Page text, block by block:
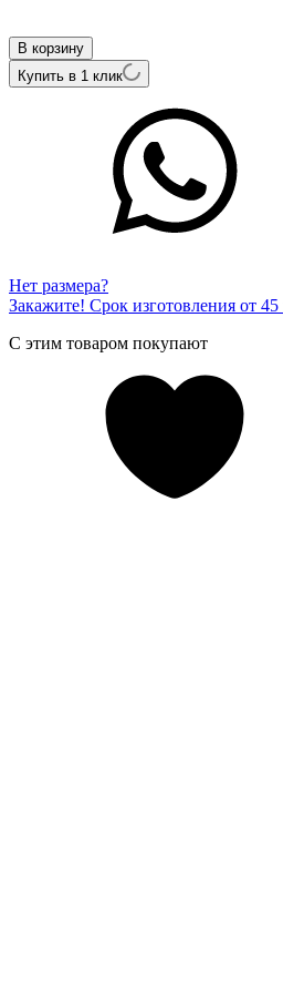
В корзину
Купить в 1 клик
Нет размера?
Закажите! Срок изготовления от
С этим товаром покупают